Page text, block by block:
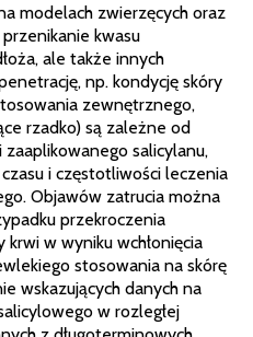
modelach zwierzęcych oraz
kwasu
ale także innych
np. kondycję skóry
zewnętrznego,
rzadko) są zależne od
salicylanu,
i częstotliwości leczenia
Objawów zatrucia można
przekroczenia
w wyniku wchłonięcia
stosowania na skórę
wskazujących danych na
w rozległej